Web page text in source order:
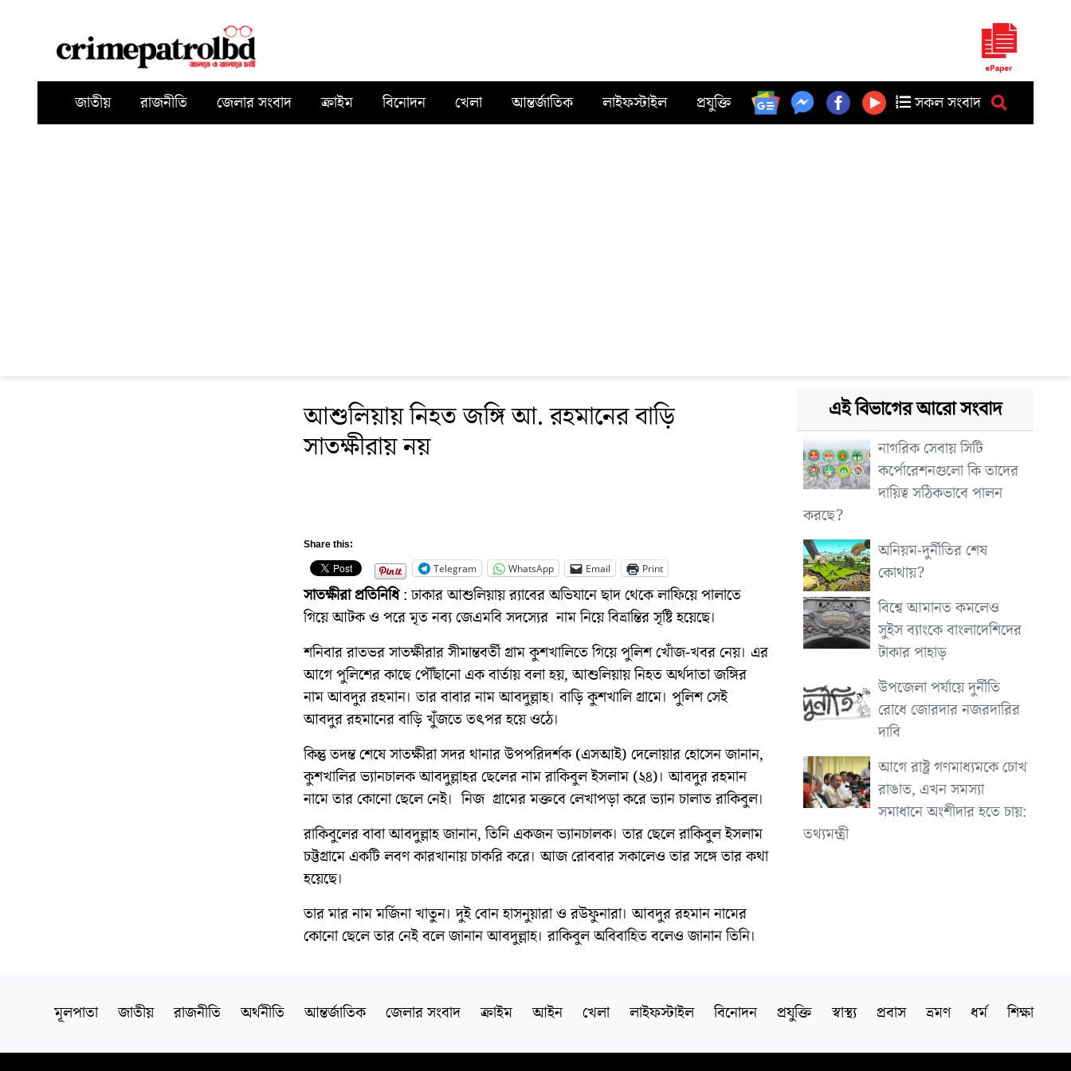
জাতীয় রাজনীতি জেলার সংবাদ ক্রাইম বিনোদন খেলা আন্তর্জাতিক লাইফস্টাইল প্রযুক্তি সকল সংবাদ
আশুলিয়ায় নিহত জঙ্গি আ. রহমানের বাড়ি
সাতক্ষীরায় নয়
Share this:
Telegram
WhatsApp Email Print
সাতক্ষীরা প্রতিনিধি: ঢাকার আশুলিয়ায় র‌্যাবের অভিযানে ছাদ থেকে লাফিয়ে পালাতে
গিয়ে আটক ও পরে মৃত নব্য জেএমবি সদস্যের নাম নিয়ে বিভ্রান্তির সৃষ্টি হয়েছে।
শনিবার রাতভর সাতক্ষীরার সীমান্তবর্তী গ্রাম কুশখালিতে গিয়ে পুলিশ খোঁজ-খবর নেয়। এর
আগে পুলিশের কাছে পৌঁছানো এক বার্তায় বলা হয়, আশুলিয়ায় নিহত অর্থদাতা জঙ্গির
নাম আবদুর রহমান। তার বাবার নাম আবদুল্লাহ। বাড়ি কুশখালি গ্রামে। পুলিশ সেই
আবদুর রহমানের বাড়ি খুঁজতে তৎপর হয়ে ওঠে।
কিন্তু তদন্ত শেষে সাতক্ষীরা সদর থানার উপপরিদর্শক (এসআই) দেলোয়ার হোসেন জানান,
কুশখালির ভ্যানচালক আবদুল্লাহর ছেলের নাম রাকিবুল ইসলাম (২৪)। আবদুর রহমান
নামে তার কোনো ছেলে নেই। নিজ গ্রামের মক্তবে লেখাপড়া করে ভ্যান চালাত রাকিবুল।
রাকিবুলের বাবা আবদুল্লাহ জানান, তিনি একজন ভ্যানচালক। তার ছেলে রাকিবুল ইসলাম
চট্টগ্রামে একটি লবণ কারখানায় চাকরি করে। আজ রোববার সকালেও তার সঙ্গে তার কথা
হয়েছে।
তার মার নাম মর্জিনা খাতুন। দুই বোন হাসনুয়ারা ও রউফুনারা। আবদুর রহমান নামের
কোনো ছেলে তার নেই বলে জানান আবদুল্লাহ। রাকিবুল অবিবাহিত বলেও জানান তিনি।
এই বিভাগের আরো সংবাদ
নাগরিক সেবায় সিটি
কর্পোরেশনগুলো কি তাদের
দায়িত্ব সঠিকভাবে পালন
করছে?
অনিয়ম-দুর্নীতির শেষ
কোথায়?
বিশ্বে আমানত কমলেও
সুইস ব্যাংকে বাংলাদেশিদের
টাকার পাহাড়
উপজেলা পর্যায়ে দুর্নীতি
রোধে জোরদার নজরদারির
দাবি
আগে রাষ্ট্র গণমাধ্যমকে চোখ
রাঙাত, এখন সমস্যা
সমাধানে অংশীদার হতে চায়:
তথ্যমন্ত্রী
মূলপাতা জাতীয় রাজনীতি অর্থনীতি আন্তর্জাতিক জেলার সংবাদ ক্রাইম আইন খেলা লাইফস্টাইল বিনোদন প্রযুক্তি স্বাস্থ্য প্রবাস ভ্রমণ ধর্ম শিক্ষা